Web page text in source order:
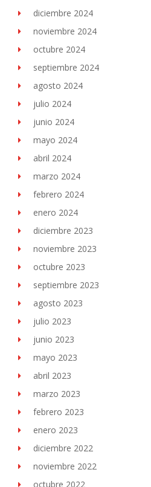
diciembre 2024
noviembre 2024
octubre 2024
septiembre 2024
agosto 2024
julio 2024
junio 2024
mayo 2024
abril 2024
marzo 2024
febrero 2024
enero 2024
diciembre 2023
noviembre 2023
octubre 2023
septiembre 2023
agosto 2023
julio 2023
junio 2023
mayo 2023
abril 2023
marzo 2023
febrero 2023
enero 2023
diciembre 2022
noviembre 2022
octubre 2022